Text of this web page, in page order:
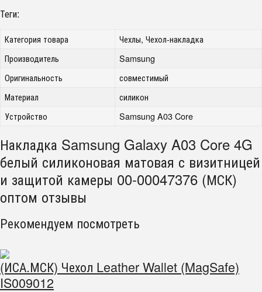
Теги:
Категория товара
Чехлы, Чехол-накладка
Производитель
Samsung
Оригинальность
совместимый
Материал
силикон
Устройство
Samsung A03 Core
Накладка Samsung Galaxy A03 Core 4G
белый силиконовая матовая с визитницей
и защитой камеры 00-00047376 (МСК)
оптом отзывы
Рекомендуем посмотреть
(ИСА.МСК) Чехол Leather Wallet (MagSafe)
IS009012